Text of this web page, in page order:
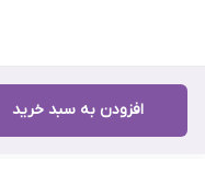
افزودن به سبد خرید